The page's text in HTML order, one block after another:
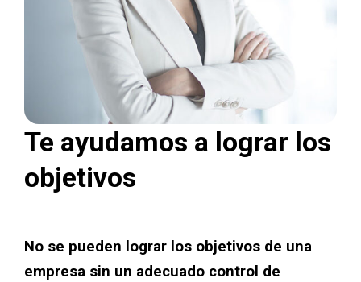
Te ayudamos a lograr los
objetivos
No se pueden lograr los objetivos de una
empresa sin un adecuado control de